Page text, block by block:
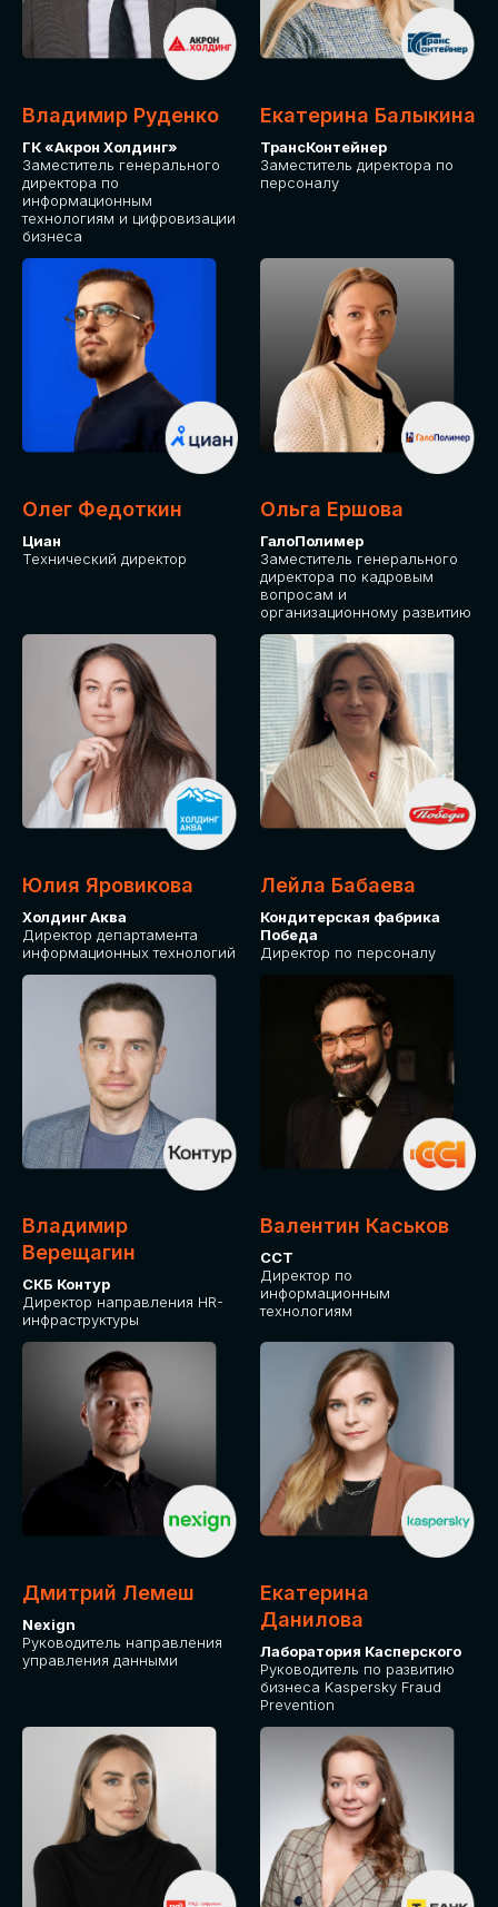
Владимир Руденко
ГК «Акрон Холдинг»
Заместитель генерального
директора по
информационным
технологиям и цифровизации
бизнеса
Екатерина Балыкина
ТрансКонтейнер
Заместитель директора по
персоналу
Олег Федоткин
Циан
Технический директор
Ольга Ершова
ГалоПолимер
Заместитель генерального
директора по кадровым
вопросам и
организационному развитию
Юлия Яровикова
Холдинг Аква
Директор департамента
информационных технологий
Лейла Бабаева
Кондитерская фабрика
Победа
Директор по персоналу
Владимир
Верещагин
СКБ Контур
Директор направления HR-
инфраструктуры
Валентин Каськов
ССТ
Директор по
информационным
технологиям
Дмитрий Лемеш
Nexign
Руководитель направления
управления данными
Екатерина
Данилова
Лаборатория Касперского
Руководитель по развитию
бизнеса Kaspersky Fraud
Prevention
ДЛЯ ОПЛАТЫ БИЛЕТОВ
Оплата через сервис Timepad
ПРИОБРЕСТИ БИЛЕТ